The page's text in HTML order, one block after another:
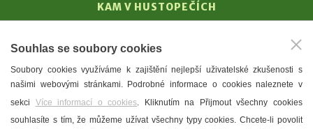
KAM V HUSTOPEČÍCH
T. G. Masaryk
Mandloně
Ubytování
Restaurace
Souhlas se soubory cookies
Soubory cookies využíváme k zajištění nejlepší uživatelské zkušenosti s
našimi webovými stránkami. Podrobné informace o cookies naleznete v
sekci Více informací o cookies. Kliknutím na Přijmout všechny cookies
souhlasíte s tím, že můžeme užívat všechny typy cookies. Chcete-li povolit